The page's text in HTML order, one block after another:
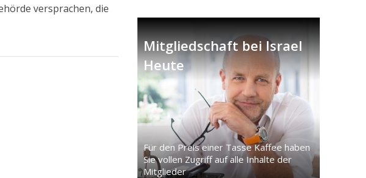
versprachen, die
Mitgliedschaft bei Israel
Heute
Für den Preis einer Tasse Kaffee haben
Sie vollen Zugriff auf alle Inhalte der
Mitglieder